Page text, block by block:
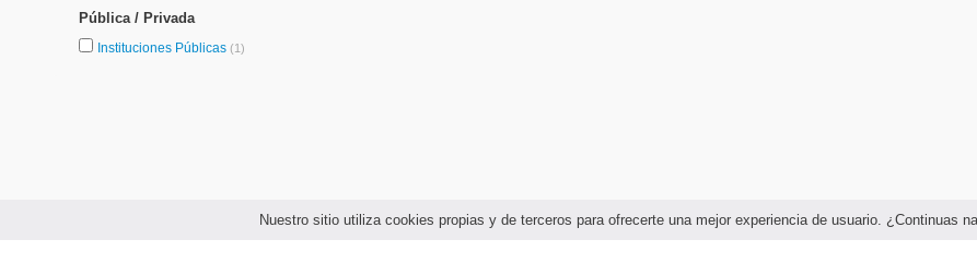
Nuestro sitio utiliza cookies propias y de terceros para ofrecerte una mejor experiencia de usuario. ¿Continuas
Pública / Privada
Instituciones Públicas (1)